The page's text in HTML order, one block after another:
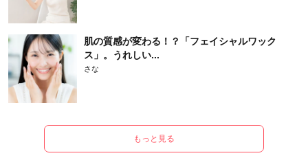
肌の質感が変わる！？「フェイシャルワック
ス」。うれしい...
さな
もっと見る